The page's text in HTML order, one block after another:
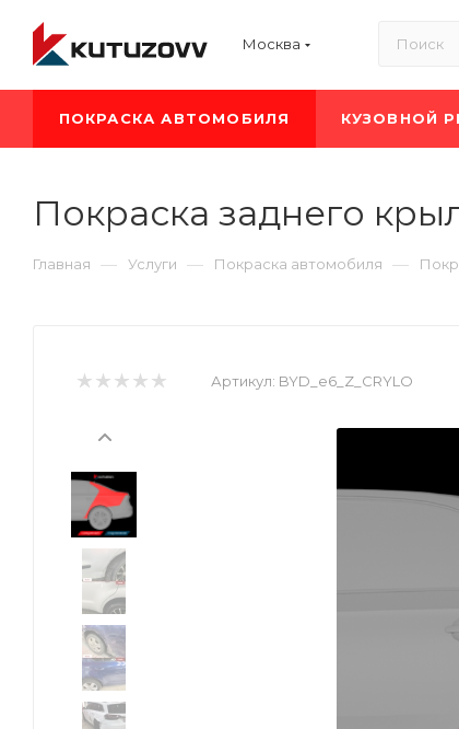
Москва
ПОКРАСКА АВТОМОБИЛЯ КУЗОВНОЙ
Покраска заднего
Главная — Услуги — Покраска автомобиля —
Артикул: BYD_e6_Z_CRYLO